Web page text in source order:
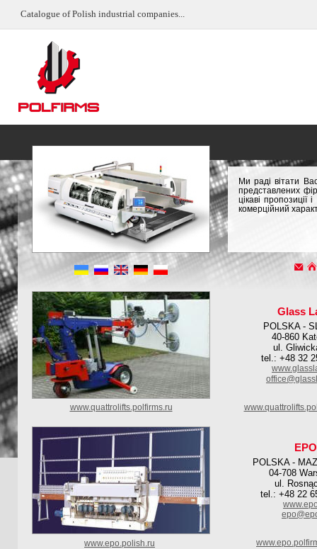
Catalogue of Polish industrial companies...
Ми раді вітати
представлених
цікаві
комерційний
Glass
POLSKA -
40-860
ul.
tel.: +48 32
www.quattrolifts.polfirms.ru
EPO
POLSKA -
04-708
ul.
tel.: +48 22
www.epo.polish.ru